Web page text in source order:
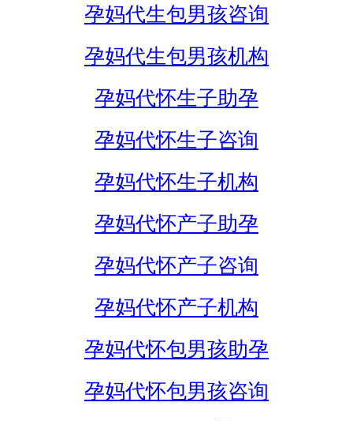
孕妈代生包男孩咨询
孕妈代生包男孩机构
孕妈代怀生子助孕
孕妈代怀生子咨询
孕妈代怀生子机构
孕妈代怀产子助孕
孕妈代怀产子咨询
孕妈代怀产子机构
孕妈代怀包男孩助孕
孕妈代怀包男孩咨询